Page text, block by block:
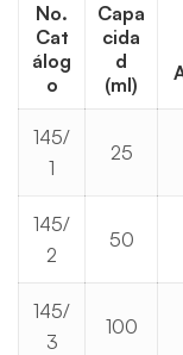
No.
Cat
álog
o
Capa
cida
d
(ml)
145/
1
25
145/
2
50
145/
3
100